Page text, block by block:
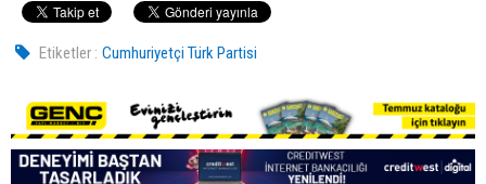
Etiketler : Cumhuriyetçi Türk Partisi